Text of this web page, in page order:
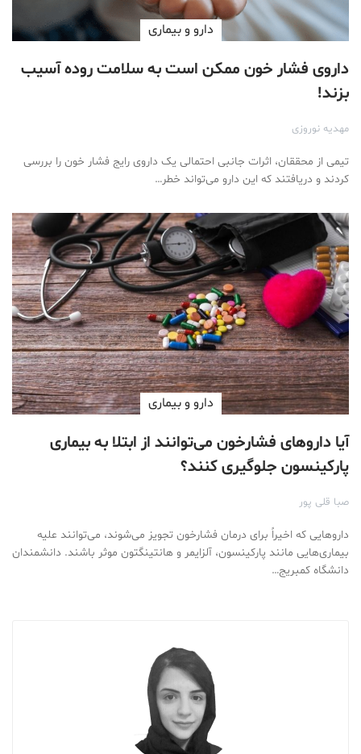
دارو‌ و بیماری
داروی فشار خون ممکن است به سلامت روده آسیب
بزند!
مهدیه نوروزی
تیمی از محققان، اثرات جانبی احتمالی یک داروی رایج فشار خون را بررسی
کردند و دریافتند که این دارو می‌تواند خطر…
دارو‌ و بیماری
آیا داروهای فشارخون می‌توانند از ابتلا به بیماری
پارکینسون جلوگیری کنند؟
صبا قلی پور
داروهایی که اخیراً برای درمان فشارخون تجویز می‌شوند، می‌توانند علیه
بیماری‌هایی مانند پارکینسون، آلزایمر و هانتینگتون موثر باشند. دانشمندان
دانشگاه کمبریج…